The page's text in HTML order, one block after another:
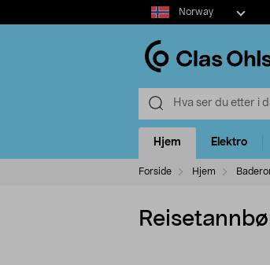
Select
market
Norway
Hjem Elektro
Forside Hjem